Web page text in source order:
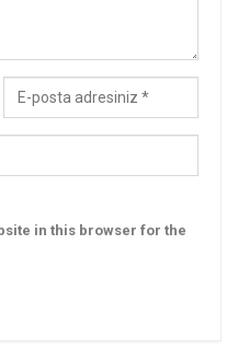
in this browser for the